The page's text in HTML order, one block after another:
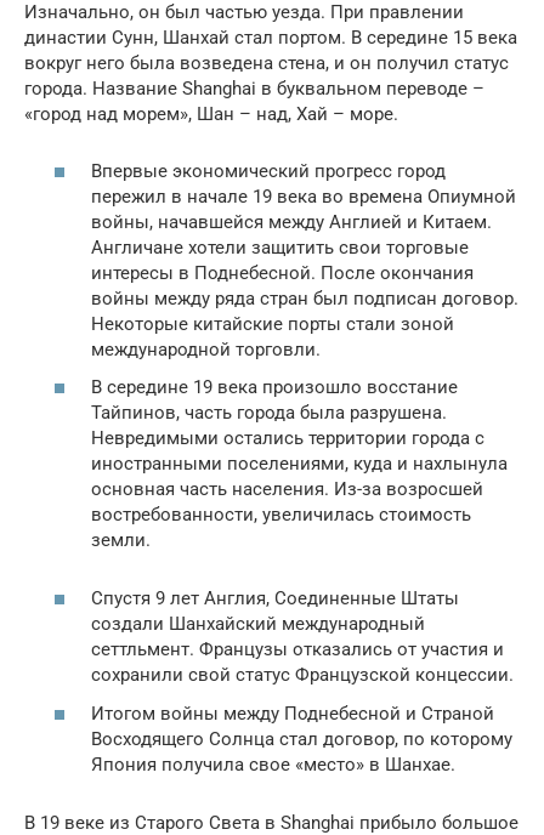
Изначально, он был частью уезда. При правлении
династии Сунн, Шанхай стал портом. В середине 15 века
вокруг него была возведена стена, и он получил статус
города. Название Shanghai в буквальном переводе –
«город над морем», Шан – над, Хай – море.
Впервые экономический прогресс город
пережил в начале 19 века во времена Опиумной
войны, начавшейся между Англией и Китаем.
Англичане хотели защитить свои торговые
интересы в Поднебесной. После окончания
войны между ряда стран был подписан договор.
Некоторые китайские порты стали зоной
международной торговли.
В середине 19 века произошло восстание
Тайпинов, часть города была разрушена.
Невредимыми остались территории города с
иностранными поселениями, куда и нахлынула
основная часть населения. Из-за возросшей
востребованности, увеличилась стоимость
земли.
Спустя 9 лет Англия, Соединенные Штаты
создали Шанхайский международный
сеттльмент. Французы отказались от участия и
сохранили свой статус Французской концессии.
Итогом войны между Поднебесной и Страной
Восходящего Солнца стал договор, по которому
Япония получила свое «место» в Шанхае.
В 19 веке из Старого Света в Shanghai прибыло большое